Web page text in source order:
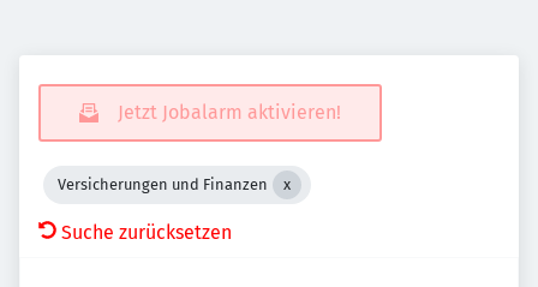
Jetzt Jobalarm aktivieren!
Versicherungen und Finanzen
Suche zurücksetzen